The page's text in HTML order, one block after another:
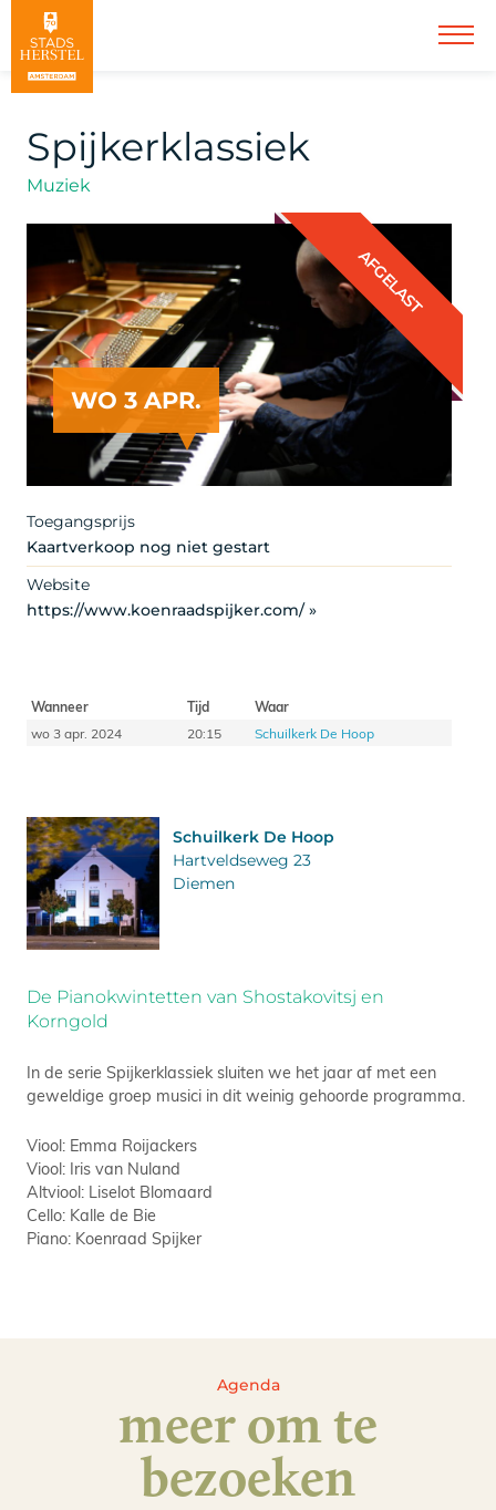
Spijkerklassiek
Muziek
WO 3 APR.
AFGELAST
Toegangsprijs
Kaartverkoop nog niet gestart
Website
https://www.koenraadspijker.com/ »
Wanneer Tijd
Waar
wo 3 apr. 2024
20:15 Schuilkerk De Hoop
Schuilkerk De Hoop
Hartveldseweg 23
Diemen
De Pianokwintetten van Shostakovitsj en
Korngold
In de serie Spijkerklassiek sluiten we het jaar af met een
geweldige groep musici in dit weinig gehoorde programma.
Viool: Emma Roijackers
Viool: Iris van Nuland
Altviool: Liselot Blomaard
Cello: Kalle de Bie
Piano: Koenraad Spijker
Agenda
meer om te
bezoeken